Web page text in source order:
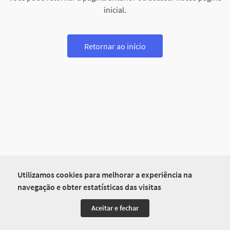
Utilizamos cookies para melhorar a experiência na
navegação e obter estatísticas das visitas
Aceitar e fechar
inicial.
Retornar ao início